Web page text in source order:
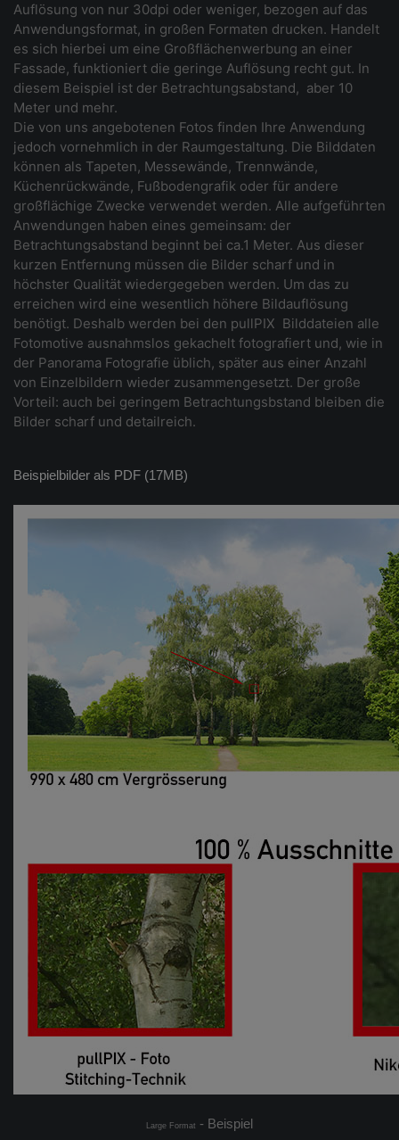
Auflösung von nur 30dpi oder weniger, bezogen auf das
Anwendungsformat, in großen Formaten drucken. Handelt
es sich hierbei um eine Großflächenwerbung an einer
Fassade, funktioniert die geringe Auflösung recht gut. In
diesem Beispiel ist der Betrachtungsabstand, aber 10
Meter und mehr.
Die von uns angebotenen Fotos finden Ihre Anwendung
jedoch vornehmlich in der Raumgestaltung. Die Bilddaten
können als Tapeten, Messewände, Trennwände,
Küchenrückwände, Fußbodengrafik oder für andere
großflächige Zwecke verwendet werden. Alle aufgeführten
Anwendungen haben eines gemeinsam: der
Betrachtungsabstand beginnt bei ca.1 Meter. Aus dieser
kurzen Entfernung müssen die Bilder scharf und in
höchster Qualität wiedergegeben werden. Um das zu
erreichen wird eine wesentlich höhere Bildauflösung
benötigt. Deshalb werden bei den pullPIX Bilddateien alle
Fotomotive ausnahmslos gekachelt fotografiert und, wie in
der Panorama Fotografie üblich, später aus einer Anzahl
von Einzelbildern wieder zusammengesetzt. Der große
Vorteil: auch bei geringem Betrachtungsbstand bleiben die
Bilder scharf und detailreich.
Beispielbilder als PDF (17MB)
Large Format - Beispiel